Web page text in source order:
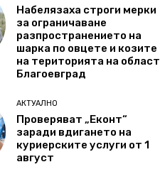
Набелязаха строги мерки
за ограничаване
разпространението на
шарка по овцете и козите
на територията на област
Благоевград
АКТУАЛНО
Проверяват „Еконт“
заради вдигането на
куриерските услуги от 1
август